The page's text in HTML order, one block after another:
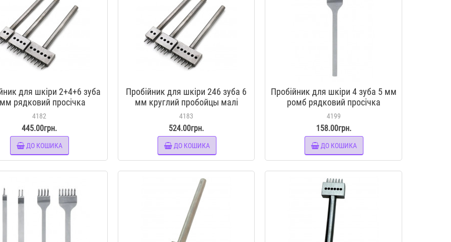
для шкіри 2+4+6 зуба
рядковий просічка
інструмент для шкіри
4182
445.00грн.
ДО КОШИКА
Пробійник для шкіри 246 зуба 6
мм круглий пробойцы малі
просічки вилочні інструмент для
шкіри
4183
524.00грн.
ДО КОШИКА
Пробійник для шкіри 4 зуба 5 мм
ромб рядковий просічка
вилковая інструмент для шкіри
4199
158.00грн.
ДО КОШИКА